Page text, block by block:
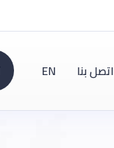
اتصل بنا EN